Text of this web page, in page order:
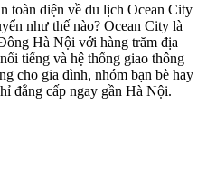
toàn diện về du lịch Ocean City
như thế nào? Ocean City là
Hà Nội với hàng trăm địa
tiếng và hệ thống giao thông
cho gia đình, nhóm bạn bè hay
đẳng cấp ngay gần Hà Nội.